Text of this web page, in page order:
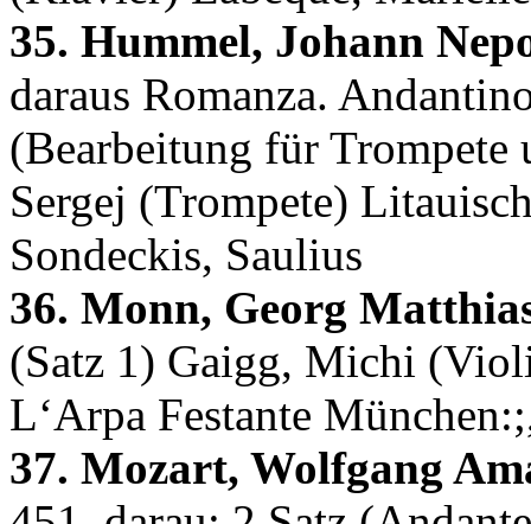
35. Hummel, Johann
daraus Romanza.
(Bearbeitung für Trompete
Sergej (Trompete)
Sondeckis, Saulius
36. Monn, Georg
(Satz 1) Gaigg, Michi
L‘Arpa Festante
37. Mozart, Wolfgang